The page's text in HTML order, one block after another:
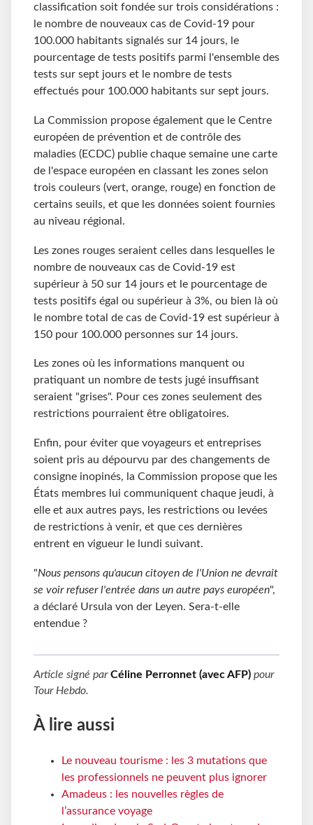
classification soit fondée sur trois considérations :
le nombre de nouveaux cas de Covid-19 pour
100.000 habitants signalés sur 14 jours, le
pourcentage de tests positifs parmi l'ensemble des
tests sur sept jours et le nombre de tests
effectués pour 100.000 habitants sur sept jours.
La Commission propose également que le Centre
européen de prévention et de contrôle des
maladies (ECDC) publie chaque semaine une carte
de l'espace européen en classant les zones selon
trois couleurs (vert, orange, rouge) en fonction de
certains seuils, et que les données soient fournies
au niveau régional.
Les zones rouges seraient celles dans lesquelles le
nombre de nouveaux cas de Covid-19 est
supérieur à 50 sur 14 jours et le pourcentage de
tests positifs égal ou supérieur à 3%, ou bien là où
le nombre total de cas de Covid-19 est supérieur à
150 pour 100.000 personnes sur 14 jours.
Les zones où les informations manquent ou
pratiquant un nombre de tests jugé insuffisant
seraient "grises". Pour ces zones seulement des
restrictions pourraient être obligatoires.
Enfin, pour éviter que voyageurs et entreprises
soient pris au dépourvu par des changements de
consigne inopinés, la Commission propose que les
États membres lui communiquent chaque jeudi, à
elle et aux autres pays, les restrictions ou levées
de restrictions à venir, et que ces dernières
entrent en vigueur le lundi suivant.
"Nous pensons qu'aucun citoyen de l'Union ne devrait
se voir refuser l'entrée dans un autre pays européen",
a déclaré Ursula von der Leyen. Sera-t-elle
entendue ?
Article signé parCéline Perronnet (avec AFP) pour
Tour Hebdo.
À lire aussi
Le nouveau tourisme : les 3 mutations que
les professionnels ne peuvent plus ignorer
Amadeus : les nouvelles règles de
l’assurance voyage